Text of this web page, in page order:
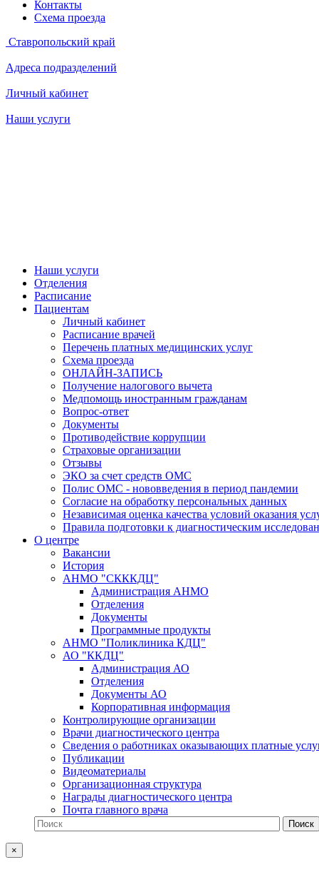
Контакты
Схема проезда
Ставропольский край
Адреса подразделений
Личный кабинет
Наши услуги
Наши услуги
Отделения
Расписание
Пациентам
Личный кабинет
Расписание врачей
Перечень платных медицинских услуг
Схема проезда
ОНЛАЙН-ЗАПИСЬ
Получение налогового вычета
Медпомощь иностранным гражданам
Вопрос-ответ
Документы
Противодействие коррупции
Страховые организации
Отзывы
ЭКО за счет средств ОМС
Полис ОМС - нововведения в период пандемии
Согласие на обработку персональных данных
Независимая оценка качества условий оказания
Правила подготовки к диагностическим
О центре
Вакансии
История
АНМО "СКККДЦ"
Администрация АНМО
Отделения
Документы
Программные продукты
АНМО "Поликлиника КДЦ"
АО "ККДЦ"
Администрация АО
Отделения
Документы АО
Корпоративная информация
Контролирующие организации
Врачи диагностического центра
Сведения о работниках оказывающих платные
Публикации
Видеоматериалы
Организационная структура
Награды диагностического центра
Почта главного врача
×